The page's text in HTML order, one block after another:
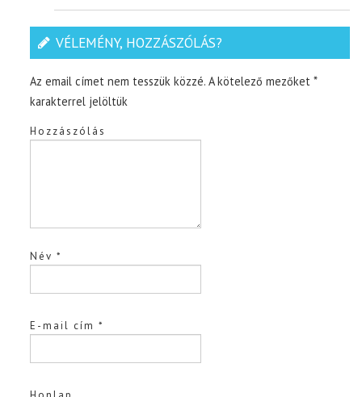
VÉLEMÉNY, HOZZÁSZÓLÁS?
Az email címet nem tesszük közzé. A kötelező mezőket*
karakterrel jelöltük
Hozzászólás
Név*
E-mail cím*